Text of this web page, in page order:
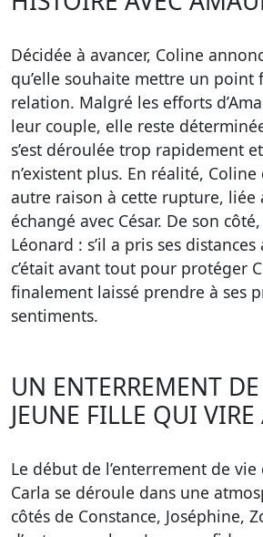
Décidée à avancer, Coline
qu’elle souhaite mettre un point
relation. Malgré les efforts
leur couple, elle reste
s’est déroulée trop rapidement
n’existent plus. En réalité,
autre raison à cette rupture, liée
échangé avec César. De son
Léonard : s’il a pris ses distances
c’était avant tout pour protéger
finalement laissé prendre à ses
sentiments.
UN ENTERREMENT
JEUNE FILLE QUI
Le début de l’enterrement de
Carla se déroule dans une
côtés de Constance, Joséphine,